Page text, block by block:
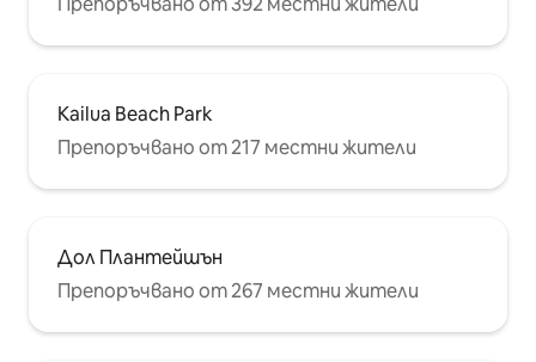
Kailua Beach Park
Препоръчвано от 217 местни жители
Дол Плантейшън
Препоръчвано от 267 местни жители